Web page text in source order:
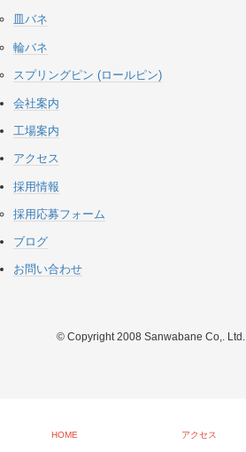
皿バネ
輪バネ
スプリングピン (ロールピン)
会社案内
工場案内
アクセス
採用情報
採用応募フォーム
ブログ
お問い合わせ
© Copyright 2008 Sanwabane Co,.
HOME アクセス